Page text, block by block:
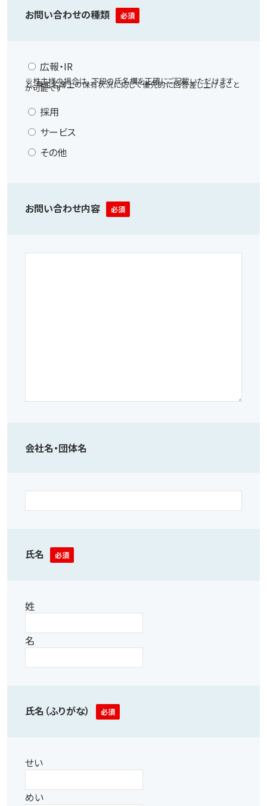
お問い合わせの種類 必須
広報・IR
※株主様の場合は、下段の氏名欄を正確にご記載いただけます
と、株主名簿上の保有状況に応じて優先的に回答差し上げること
が可能です
採用
サービス
その他
お問い合わせ内容 必須
会社名・団体名
氏名 必須
姓
名
氏名（ふりがな） 必須
せい
めい